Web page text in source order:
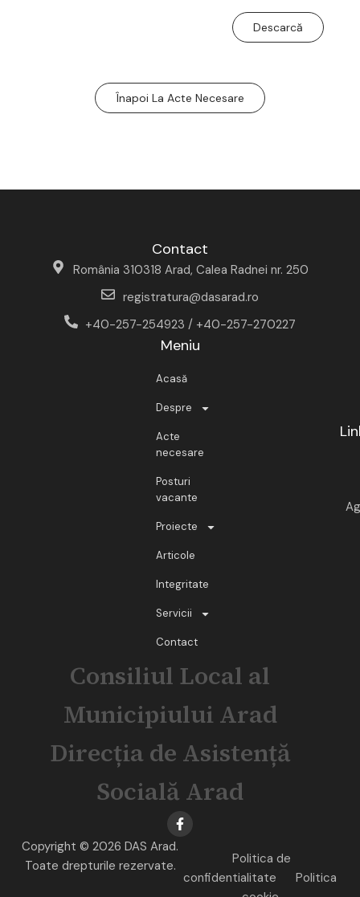
Descarcă
Înapoi La Acte Necesare
Contact
România 310318 Arad, Calea Radnei nr. 250
registratura@dasarad.ro
+40-257-254923 / +40-257-270227
Meniu
Acasă
Despre
Acte
necesare
Posturi
vacante
Proiecte
Articole
Integritate
Servicii
Contact
Consiliul Local al
Municipiului Arad
Direcția de Asistență
Socială Arad
Copyright © 2026 DAS Arad.
Toate drepturile rezervate.
Politica de
confidentialitate
Politica